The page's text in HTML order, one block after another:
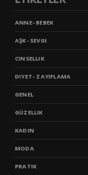
ANNE- BEBEK
AŞK- SEVGI
CINSELLIK
DIYET- ZAYIFLAMA
GENEL
GÜZELLIK
KADIN
MODA
PRATIK